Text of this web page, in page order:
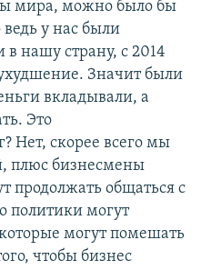
мира, можно было бы
у нас были
нашу страну, с 2014
Значит были
вкладывали, а
Это
Нет, скорее всего мы
плюс бизнесмены
продолжать общаться с
политики могут
могут помешать
чтобы бизнес